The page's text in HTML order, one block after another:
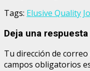
Tags: Elusive Quality
Deja una respuesta
Tu dirección de
campos obligatorios